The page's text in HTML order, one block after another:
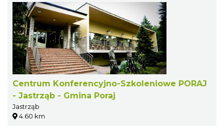
Centrum Konferencyjno-Szkoleniowe PORAJ
- Jastrząb - Gmina Poraj
Jastrząb
4.60 km